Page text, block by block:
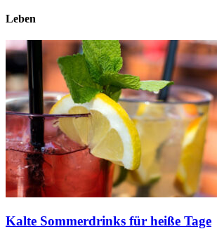
Leben
Kalte Sommerdrinks für heiße Tage